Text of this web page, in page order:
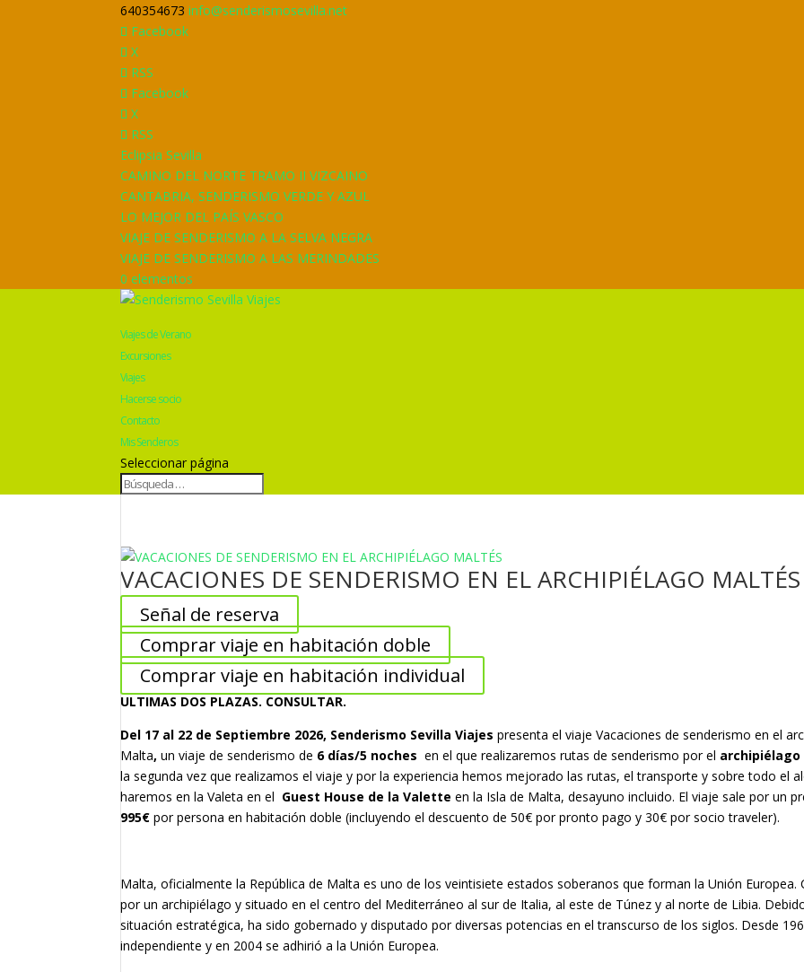
640354673 info@senderismosevilla.net
Facebook
X
RSS
Facebook
X
RSS
Eclipsia Sevilla
CAMINO DEL NORTE TRAMO II VIZCAINO
CANTABRIA, SENDERISMO VERDE Y AZUL
LO MEJOR DEL PAÍS VASCO
VIAJE DE SENDERISMO A LA SELVA NEGRA
VIAJE DE SENDERISMO A LAS MERINDADES
0 elementos
Viajes de Verano
Excursiones
Viajes
Hacerse socio
Contacto
Mis Senderos
Seleccionar página
VACACIONES DE SENDERISMO EN EL ARCHIPIÉLAGO MALTÉS
Señal de reserva
Comprar viaje en habitación doble
Comprar viaje en habitación individual
ULTIMAS DOS PLAZAS. CONSULTAR.
Del 17 al 22 de Septiembre 2026, Senderismo Sevilla Viajespresenta el viaje Vacaciones de senderismo en el
Malta,un viaje de senderismo de 6 días/5 noches en el que realizaremos rutas de senderismo por el
la segunda vez que realizamos el viaje y por la experiencia hemos mejorado las rutas, el transporte y sobre todo el
haremos en la Valeta en el Guest House de la Valette en la Isla de Malta, desayuno incluido. El viaje sale por un
995€ por persona en habitación doble (incluyendo el descuento de 50€ por pronto pago y 30€ por socio traveler).
Malta, oficialmente la República de Malta es uno de los veintisiete estados soberanos que forman la Unión Europea.
por un archipiélago y situado en el centro del Mediterráneo al sur de Italia, al este de Túnez y al norte de Libia.
situación estratégica, ha sido gobernado y disputado por diversas potencias en el transcurso de los siglos. Desde
independiente y en 2004 se adhirió a la Unión Europea.